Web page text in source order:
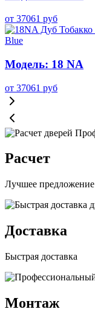
от 37061 руб
Модель: 18 NA
от 37061 руб
Расчет
Лучшее предложение
Доставка
Быстрая доставка
Монтаж